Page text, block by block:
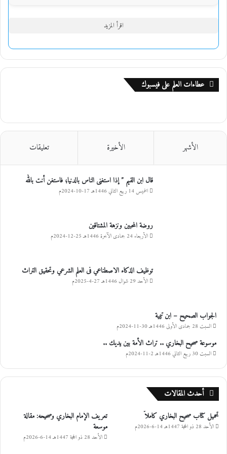
اقرأ المزيد
عطاءات العلم على فيسبوك
الأشهر الأخيرة تعليقات
قال ابن القيم ” إذا استغنى الناس بالدنيا؛ فاستغن أنت بالله
الخميس 14 ربيع الثاني 1446هـ 17-10-2024م
روضة المحبين ونزهة المشتاقين
الأربعاء 24 جمادى الآخرة 1446هـ 25-12-2024م
توظيف الذكاء الاصطناعي فى العلم الشرعي وتحقيق التراث
الأحد 29 شوال 1446هـ 27-4-2025م
الجواب الصحيح – ابن تيمية
السبت 28 جمادى الأولى 1446هـ 30-11-2024م
موسوعة صحيح البخاري .. تراث الأمة بين يديك ..
السبت 30 ربيع الثاني 1446هـ 2-11-2024م
أحدث المقالات
تحميل كتاب صحيح البخاري كاملاً
الأحد 28 ذو الحجة 1447هـ 14-6-2026م
تعريف الإمام البخاري وصحيحه: مقالة
موسعة
الأحد 28 ذو الحجة 1447هـ 14-6-2026م